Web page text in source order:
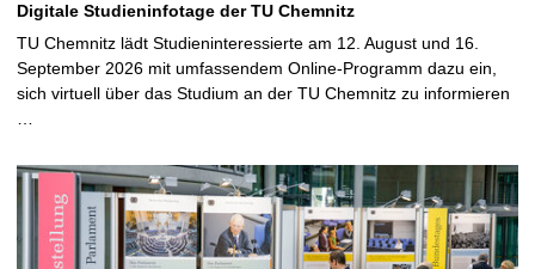
Digitale Studieninfotage der TU Chemnitz
TU Chemnitz lädt Studieninteressierte am 12. August und 16.
September 2026 mit umfassendem Online-Programm dazu ein,
sich virtuell über das Studium an der TU Chemnitz zu informieren